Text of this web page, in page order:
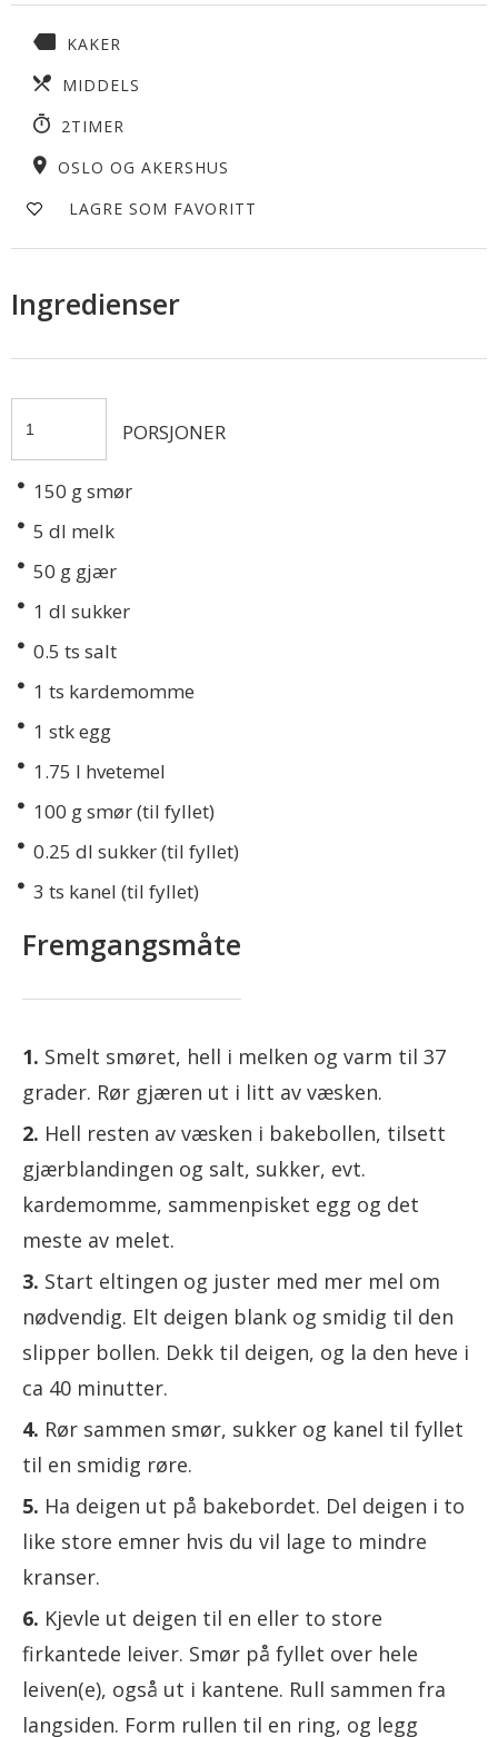
KAKER
MIDDELS
2TIMER
OSLO OG AKERSHUS
LAGRE SOM FAVORITT
Ingredienser
PORSJONER
150 g smør
5 dl melk
50 g gjær
1 dl sukker
0.5 ts salt
1 ts kardemomme
1 stk egg
1.75 l hvetemel
100 g smør (til fyllet)
0.25 dl sukker (til fyllet)
3 ts kanel (til fyllet)
Fremgangsmåte
Smelt smøret, hell i melken og varm til 37
grader. Rør gjæren ut i litt av væsken.
Hell resten av væsken i bakebollen, tilsett
gjærblandingen og salt, sukker, evt.
kardemomme, sammenpisket egg og det
meste av melet.
Start eltingen og juster med mer mel om
nødvendig. Elt deigen blank og smidig til den
slipper bollen. Dekk til deigen, og la den heve i
ca 40 minutter.
Rør sammen smør, sukker og kanel til fyllet
til en smidig røre.
Ha deigen ut på bakebordet. Del deigen i to
like store emner hvis du vil lage to mindre
kranser.
Kjevle ut deigen til en eller to store
firkantede leiver. Smør på fyllet over hele
leiven(e), også ut i kantene. Rull sammen fra
langsiden. Form rullen til en ring, og legg